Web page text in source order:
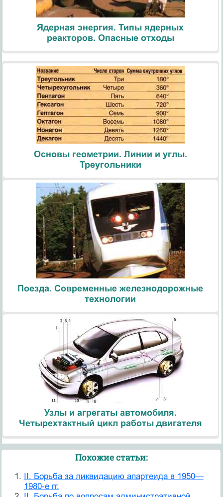
Ядерная энергия. Типы ядерных
реакторов. Опасные отходы
Основы геометрии. Линии и углы.
Треугольники
Поезда. Современные железнодорожные
технологии
Узлы и агрегаты автомобиля.
Четырехтактный цикл работы двигателя
Похожие статьи:
II. Борьба за ликвидацию апартеида в 1950—
1980-е гг.